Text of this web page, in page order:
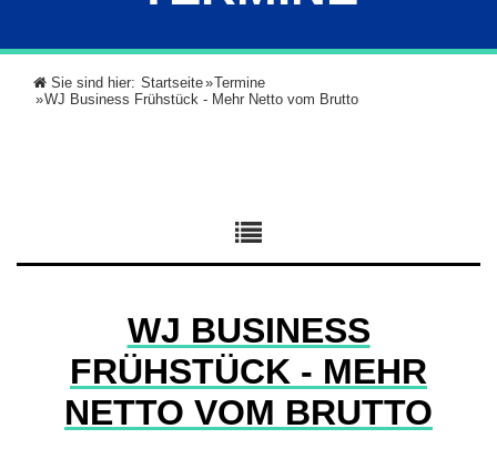
Sie sind hier: Startseite»Termine
»WJ Business Frühstück - Mehr Netto vom Brutto
WJ BUSINESS
FRÜHSTÜCK - MEHR
NETTO VOM BRUTTO